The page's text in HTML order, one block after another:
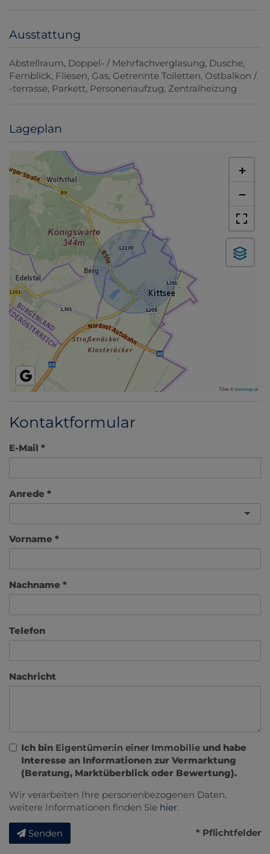
Ausstattung
Abstellraum Doppel- / Mehrfachverglasung Dusche
Fernblick Fliesen Gas Getrennte Toiletten Ostbalkon /
-terrasse Parkett Personenaufzug Zentralheizung
Lageplan
+
−
Tiles ©basemap.at
Kontaktformular
E-Mail
Anrede
Vorname
Nachname
Telefon
Nachricht
Ich bin Eigentümer:in einer Immobilie und habe
Interesse an Informationen zur Vermarktung
(Beratung, Marktüberblick oder Bewertung).
Wir verarbeiten Ihre personenbezogenen Daten,
weitere Informationen finden Sie hier.
Senden * Pflichtfelder